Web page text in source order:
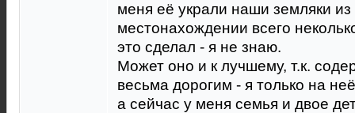
меня её украли наши земляки
местонахождении всего
это сделал - я не знаю.
Может оно и к лучшему, т.к.
весьма дорогим - я только на
а сейчас у меня семья и двое